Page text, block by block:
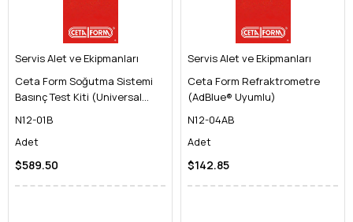
Servis Alet ve Ekipmanları
Ceta Form Soğutma Sistemi
Basınç Test Kiti (Universal
N12-01B
Adet
$589.50
Servis Alet ve Ekipmanları
Ceta Form Refraktrometre
(AdBlue® Uyumlu)
N12-04AB
Adet
$142.85